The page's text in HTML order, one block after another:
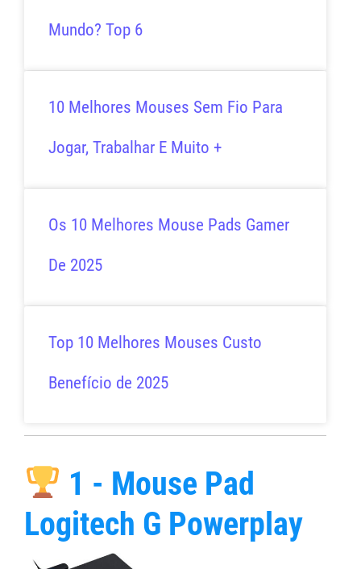
Mundo? Top 6
10 Melhores Mouses Sem Fio Para
Jogar, Trabalhar E Muito +
Os 10 Melhores Mouse Pads Gamer
De 2025
Top 10 Melhores Mouses Custo
Benefício de 2025
1 - Mouse Pad
Logitech G Powerplay